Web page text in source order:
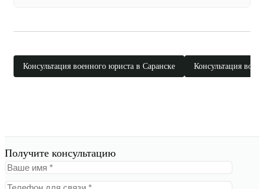
Консультация военного юриста в Саранске Консультация
Получите консультацию